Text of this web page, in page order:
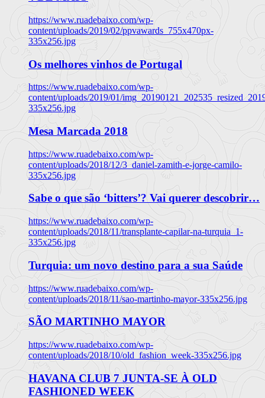
https://www.ruadebaixo.com/wp-
content/uploads/2019/02/ppvawards_755x470px-
335x256.jpg
Os melhores vinhos de Portugal
https://www.ruadebaixo.com/wp-
content/uploads/2019/01/
335x256.jpg
Mesa Marcada 2018
https://www.ruadebaixo.com/wp-
content/uploads/2018/12/3_daniel-zamith-e-jorge-camilo-
335x256.jpg
Sabe o que são ‘bitters’? Vai querer descobrir…
https://www.ruadebaixo.com/wp-
content/uploads/2018/11/transplante-capilar-na-turquia_1-
335x256.jpg
Turquia: um novo destino para a sua Saúde
https://www.ruadebaixo.com/wp-
content/uploads/2018/11/sao-martinho-mayor-335x256.jpg
SÃO MARTINHO MAYOR
https://www.ruadebaixo.com/wp-
content/uploads/2018/10/old_fashion_week-335x256.jpg
HAVANA CLUB 7 JUNTA-SE À OLD
FASHIONED WEEK